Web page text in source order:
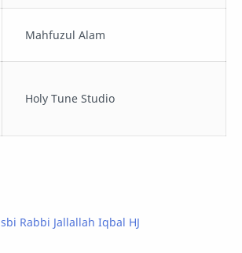
Mahfuzul Alam
Holy Tune Studio
Rabbi Jallallah Iqbal HJ